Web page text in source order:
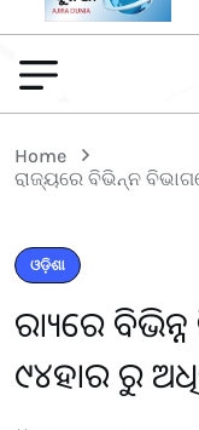
Home
ରାଜ୍ୟରେ ବିଭିନ୍ନ
ଓଡ଼ିଶା
ରାଜ୍ୟରେ
୯୪ହଜାର ରୁ